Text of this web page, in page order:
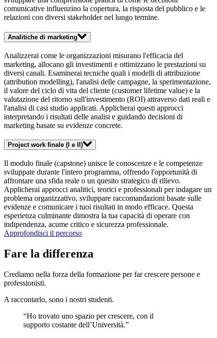
comunicative influenzino la copertura, la risposta del pubblico e le
relazioni con diversi stakeholder nel lungo termine.
Analitiche di marketing
Analizzerai come le organizzazioni misurano l'efficacia del
marketing, allocano gli investimenti e ottimizzano le prestazioni su
diversi canali. Esaminerai tecniche quali i modelli di attribuzione
(attribution modelling), l'analisi delle campagne, la sperimentazione,
il valore del ciclo di vita del cliente (customer lifetime value) e la
valutazione del ritorno sull'investimento (ROI) attraverso dati reali e
l'analisi di casi studio applicati. Applicherai questi approcci
interpretando i risultati delle analisi e guidando decisioni di
marketing basate su evidenze concrete.
Project work finale (I e II)
Il modulo finale (capstone) unisce le conoscenze e le competenze
sviluppate durante l'intero programma, offrendo l'opportunità di
affrontare una sfida reale o un quesito strategico di rilievo.
Applicherai approcci analitici, teorici e professionali per indagare un
problema organizzativo, sviluppare raccomandazioni basate sulle
evidenze e comunicare i tuoi risultati in modo efficace. Questa
esperienza culminante dimostra la tua capacità di operare con
indipendenza, acume critico e sicurezza professionale.
Approfondisci il percorso
Fare la differenza
Crediamo nella forza della formazione per far crescere persone e
professionisti.
A raccontarlo, sono i nostri studenti.
“Ho trovato uno spazio per crescere, con il
supporto costante dell’Università.”